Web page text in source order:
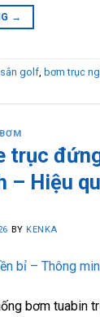
→
golf, bơm trục
trục
– Hiệu
BY KENKA
bơm tuabin